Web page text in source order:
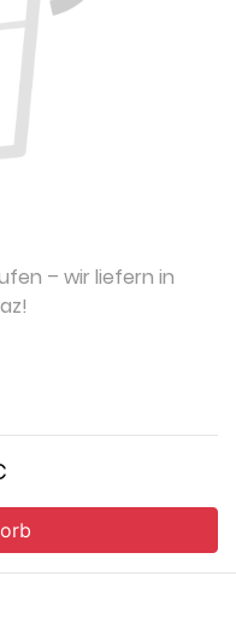
– wir liefern in